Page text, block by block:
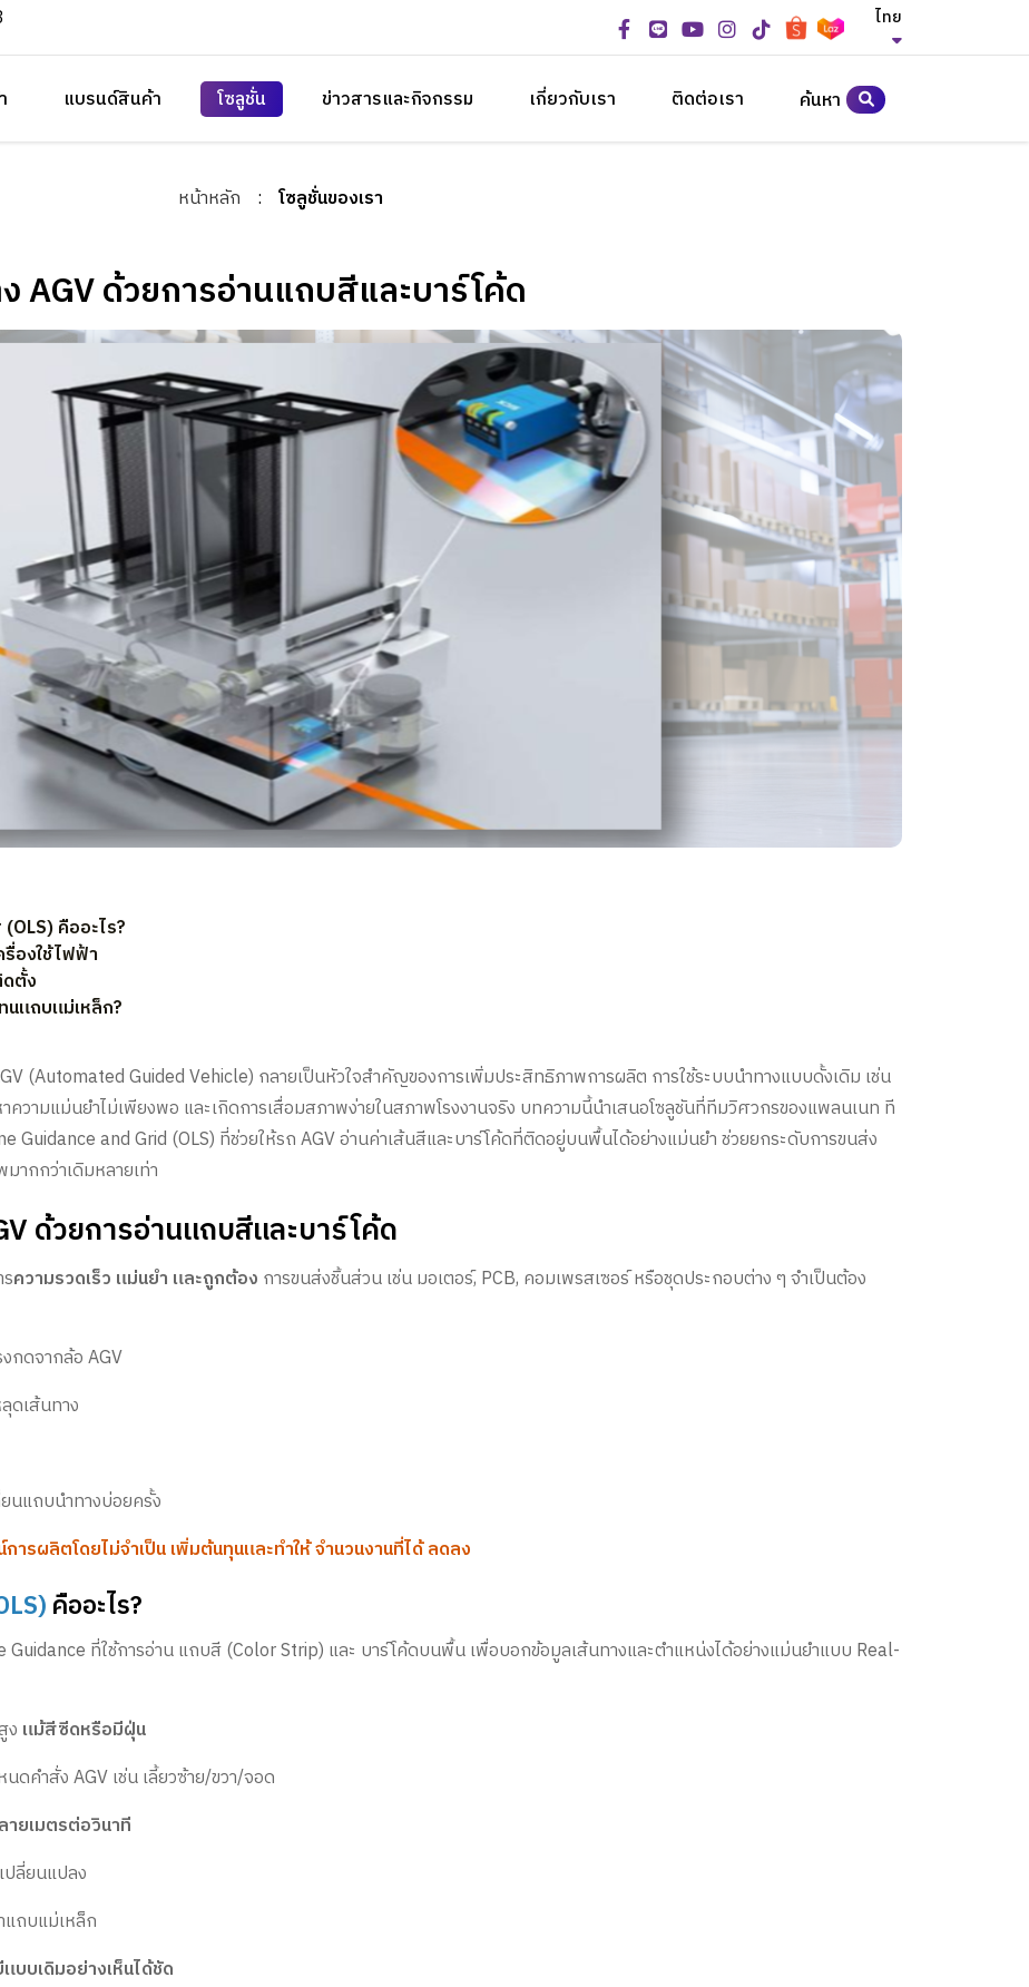
ไทย
แบรนด์สินค้า โซลูชั่น ข่าวสารและกิจกรรม เกี่ยวกับเรา ติดต่อเรา ค้นหา
หน้าหลัก : โซลูชั่นของเรา
AGV ด้วยการอ่านแถบสีและบาร์โค้ด
คืออะไร?
รื่องใช้ไฟฟ้า
ดตั้ง
นแถบแม่เหล็ก?
(Automated Guided Vehicle) กลายเป็นหัวใจสำคัญของการเพิ่มประสิทธิภาพการผลิต การใช้ระบบนำทางแบบดั้งเดิม เช่น
ามแม่นยำไม่เพียงพอ และเกิดการเสื่อมสภาพง่ายในสภาพโรงงานจริง บทความนี้นำเสนอโซลูชันที่ทีมวิศวกรของแพลนเนท ที
Guidance and Grid (OLS) ที่ช่วยให้รถ AGV อ่านค่าเส้นสีและบาร์โค้ดที่ติดอยู่บนพื้นได้อย่างแม่นยำ ช่วยยกระดับการขนส่ง
ากกว่าเดิมหลายเท่า
ด้วยการอ่านแถบสีและบาร์โค้ด
ความรวดเร็ว แม่นยำ และถูกต้อง การขนส่งชิ้นส่วน เช่น มอเตอร์, PCB, คอมเพรสเซอร์ หรือชุดประกอบต่าง ๆ จำเป็นต้อง
กดจากล้อ AGV
ดเส้นทาง
นแถบนำทางบ่อยครั้ง
รผลิตโดยไม่จำเป็น เพิ่มต้นทุนและทำให้ จำนวนงานที่ได้ ลดลง
คืออะไร?
Guidance ที่ใช้การอ่าน แถบสี (Color Strip) และ บาร์โค้ดบนพื้น เพื่อบอกข้อมูลเส้นทางและตำแหน่งได้อย่างแม่นยำแบบ Real-
ง แม้สีซีดหรือมีฝุ่น
นดคำสั่ง AGV เช่น เลี้ยวซ้าย/ขวา/จอด
ายเมตรต่อวินาที
ปลี่ยนแปลง
แถบแม่เหล็ก
บบเดิมอย่างเห็นได้ชัด